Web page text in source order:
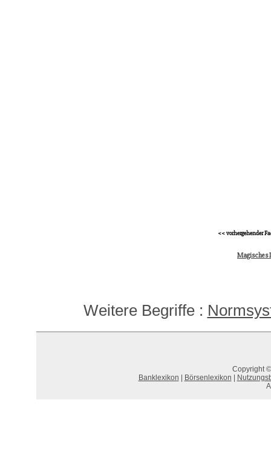
<< vorhergehender
Magisches
Weitere Begriffe :
Copyright
Banklexikon
Börsenlexikon